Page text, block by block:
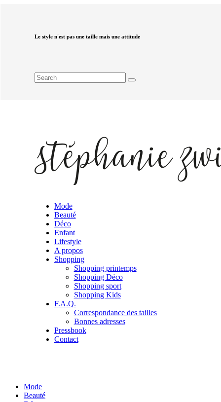
Le style n'est pas une taille mais une attitude
Mode
Beauté
Déco
Enfant
Lifestyle
A propos
Shopping
Shopping printemps
Shopping Déco
Shopping sport
Shopping Kids
F.A.Q.
Correspondance des tailles
Bonnes adresses
Pressbook
Contact
Mode
Beauté